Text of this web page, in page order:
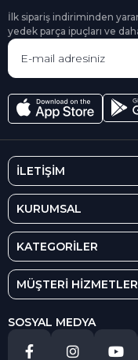
İlk sipariş indiriminden
yedek parça ipuçları ve
İLETİŞİM
KURUMSAL
KATEGORİLER
MÜŞTERİ
SOSYAL MEDYA